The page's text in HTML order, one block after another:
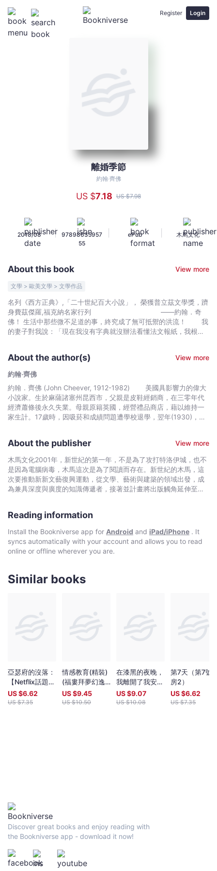
Register Login
翰‧
-
Bookniverse
離婚季節
約翰‧齊佛
US $7.18 US $7.98
2018/08 |
97898635957
55
ePub 木馬文化
About this book View more
文學 > 歐美文學 > 文學作品
名列《西方正典》,「二十世紀百大小說」， 榮獲普立茲文學獎，躋
身費茲傑羅,福克納名家行列 ——約翰．奇
佛！ 生活中那些微不足道的事，終究成了無可抵禦的洪流！ 我
的妻子對我說：「現在我沒有字典就沒辦法看懂法文報紙，我根本
我也愛自己，我愛我的人生，我的人生應該有些價值有些前途。他
送的玫瑰花讓我覺得漸漸在失去，失去了自己的尊嚴。你明白我的
意思嗎？你懂我的意思嗎？」 「他瘋了。」我說。 「你明白我的意
思嗎？你懂我的意思嗎？」她又問了一次。 「不懂，」我說：「不
懂。」
——
節自〈離婚季節〉 面對妻子求去,渾然不覺婚姻出了狀況的男人；
兒前往度假村,感情降至冰點的夫妻，正準備在度假後做個了斷，沒
料到接下來將面臨的，竟是令人悲痛至極的了斷…… 圍繞著現代人
關係破裂,夢想破碎,生活破敗的主題，構成了此書收錄的十九篇小說
的基調，它們的人物不僅涵蓋市井小民，更觸及有頭有臉的上流階
層……一群為追逐名利,財富費盡苦心，或是為眼前人際關係,婚姻生
活苦惱的人物，永遠料想不到在生命接下來的轉角將遇到什麼……
列《西方正典》及「二十世紀百大小說」的重要傑作。 名家推薦
短篇或是像《子彈公園》和《獵鷹者》之類的長篇小說，都是當代
小說之中的上乘之作，豐富而有特色。」 ——菲力普．羅斯（美國
文學名家） 「奇佛的作品氣勢磅礡，質量並重，絕對是經得起世代
——《時代雜誌》 「奇佛創造了太多令人難忘的人物,地點和情節，
這是我們這個世代的聲音。」 ——《芝加哥太陽報》 「這本《約
洛．卜倫將約翰．奇佛的《約翰．奇佛自選短篇小說集》以及長篇
小說《子彈公園》列爲正典書單。
About the author(s)
View more
約翰‧齊佛
約翰．齊佛 (John Cheever, 1912-1982) 美國具影響力的偉大
小說家。生於麻薩諸塞州昆西市，父親是皮鞋經銷商，在三零年代
經濟蕭條後永久失業。母親原籍英國，經營禮品商店，藉以維持一
家生計。17歲時，因吸菸和成績問題遭學校退學，翌年(1930)，他
小說。1956年，他以短篇小說〈鄉下丈夫〉(The Country
Husband）榮獲「歐亨利獎」；1958年，以第一部長篇小說《瓦普
夏紀事》(Wapshot Chronicle)贏得「美國國家圖書獎」，奠定文壇
地位。1979年，他自選61則短篇，出版《約翰．齊佛短篇小說自選
集》(The Stories of John Cheever)，榮獲該年度「普利茲小說類
文學獎」以及「美國國家書評獎」。多部作品已被翻拍成電影，如
的破敗、人心匱乏，以及都市人在名利之間的迷惘。寫作手法細
在時間的磨練下更顯光華，深深呼應現代人心與生活。1982年，約
翰．齊佛在去世前六週，獲「美國文學和藝術學院」授予國家文學
獎章，表彰其一生對於文學的奉獻，以及深刻的影響力。
About the publisher
View more
木馬文化2001年，新世紀的第一年，不是為了攻打特洛伊城，也不
是因為電腦病毒，木馬這次是為了閱讀而存在。新世紀的木馬，這
次要推動新新文藝復興運動，從文學、藝術與建築的領域出發，成
為兼具深度與廣度的知識傳遞者，接著並計畫將出版觸角延伸至百
Reading information
Install the Bookniverse app for Android and iPad/iPhone . It
syncs automatically with your account and allows you to read
online or offline wherever you are.
Similar books
亞瑟府的沒落：
【Netflix話題影
集改編原著】人
性邪念的極致洞
US $6.62
US $7.35
情感教育(精裝)
(福婁拜夢幻逸
作，繁體中文版
首度面世)
US $9.45
US $10.50
在漆黑的夜晚，
我離開了我安靜
的房子
US $9.07
US $10.08
第7天（第7號
房2）
US $6.62
US $7.35
Discover great books and enjoy reading with
the Bookniverse app - download it now!